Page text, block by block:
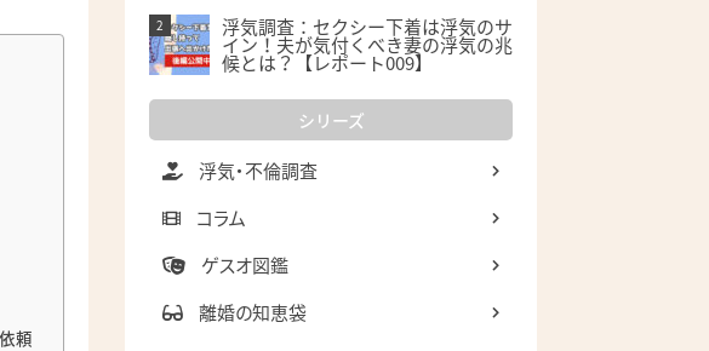
頼
浮気調査：セクシー下着は浮気のサ
イン！夫が気付くべき妻の浮気の兆
候とは？【レポート009】
シリーズ
浮気・不倫調査
コラム
ゲスオ図鑑
離婚の知恵袋